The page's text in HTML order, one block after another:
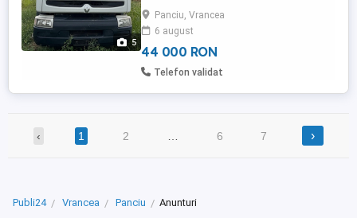
5
Caroserie box * Ușă laterală pentru acces
facil * Cabină spațioasă și îngrijită *
Interior în stare bună * Funcțională, gata
de lucru * Anvelope ...
Panciu, Vrancea
6 august
44 000 RON
Telefon validat
‹ 1 2 6 7 ›
Publi24 Vrancea Panciu Anunturi